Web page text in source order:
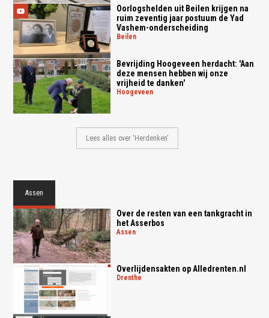
Oorlogshelden uit Beilen krijgen na
ruim zeventig jaar postuum de Yad
Vashem-onderscheiding
beilen
Bevrijding Hoogeveen herdacht: 'Aan
deze mensen hebben wij onze
vrijheid te danken'
hoogeveen
Lees alles over 'Herdenken'
Assen
Over de resten van een tankgracht in
het Asserbos
assen
Overlijdensakten op Alledrenten.nl
drenthe